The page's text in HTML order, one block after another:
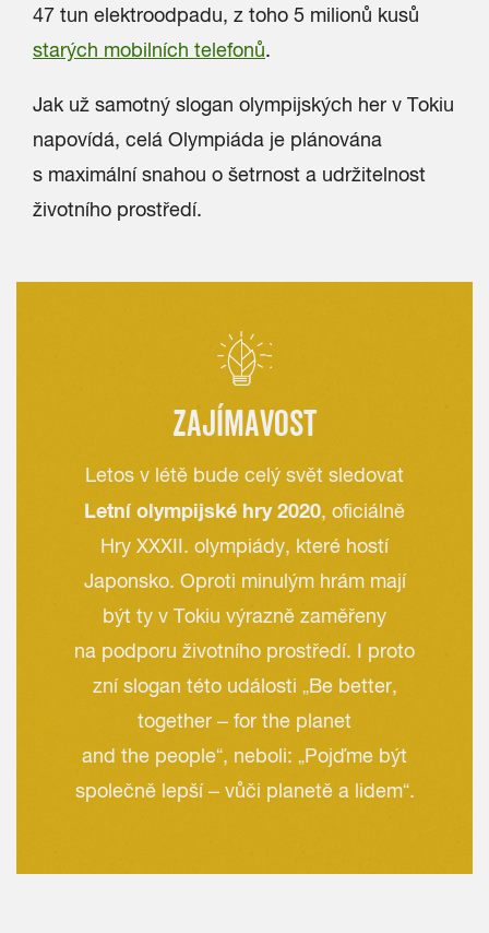
47 tun elektroodpadu, z toho 5 milionů kusů
starých mobilních telefonů.
Jak už samotný slogan olympijských her v Tokiu
napovídá, celá Olympiáda je plánována
s maximální snahou o šetrnost a udržitelnost
životního prostředí.
ZAJÍMAVOST
Letos v létě bude celý svět sledovat
Letní olympijské hry 2020, oficiálně
Hry XXXII. olympiády, které hostí
Japonsko. Oproti minulým hrám mají
být ty v Tokiu výrazně zaměřeny
na podporu životního prostředí. I proto
zní slogan této události „Be better,
together – for the planet
and the people“, neboli: „Pojďme být
společně lepší – vůči planetě a lidem“.